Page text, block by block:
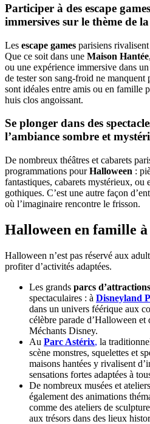
Participer à des escape
immersives sur le thème de
Les escape games parisiens
Que ce soit dans une Maison Hantée
ou une expérience immersive dans
de tester son sang-froid ne manquent
sont idéales entre amis ou en famille
huis clos angoissant.
Se plonger dans des
l’ambiance sombre et
De nombreux théâtres et cabarets
programmations pourHalloween :
fantastiques, cabarets mystérieux, ou
gothiques. C’est une autre façon
où l’imaginaire rencontre le frisson.
Halloween en famille
Halloween n’est pas réservé aux
profiter d’activités adaptées.
Les grands parcs d’attractions
spectaculaires : à Disneyland
dans un univers féérique aux
célèbre parade d’Halloween et
Méchants Disney.
Au Parc Astérix, la
scène monstres, squelettes et
maisons hantées y rivalisent
sensations fortes adaptées à
De nombreux musées et
également des animations
comme des ateliers de
aux trésors dans des lieux